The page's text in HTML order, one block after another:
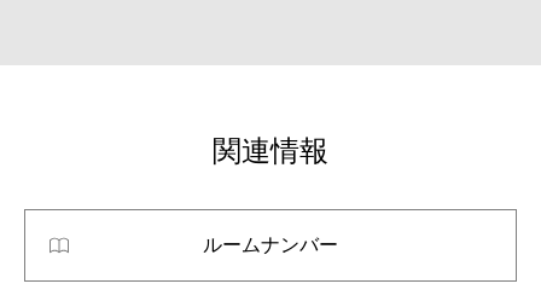
関連情報
ルームナンバー